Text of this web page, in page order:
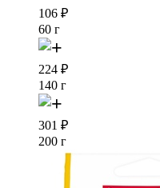
106 ₽
60 г
224 ₽
140 г
301 ₽
200 г